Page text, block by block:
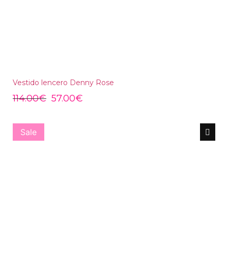
Vestido lencero Denny Rose
114.00€ 57.00€
Sale